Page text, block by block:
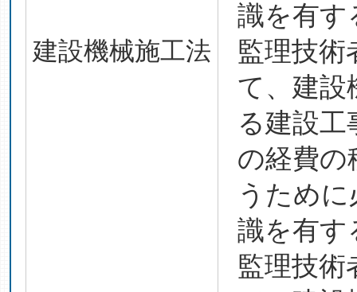
建設機械施工法
識を有す
監理技術
て、建設
る建設工
の経費の
うため
識を有す
監理技術